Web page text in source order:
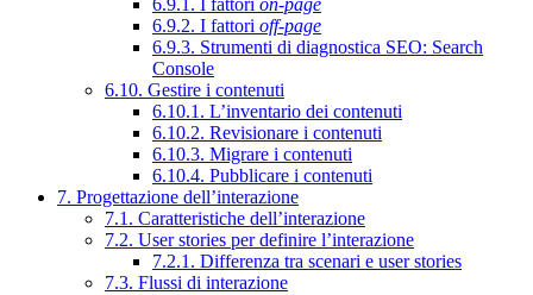
6.9.2. I fattori off-page
6.9.3. Strumenti di diagnostica SEO: Search
Console
6.10. Gestire i contenuti
6.10.1. L’inventario dei contenuti
6.10.2. Revisionare i contenuti
6.10.3. Migrare i contenuti
6.10.4. Pubblicare i contenuti
7. Progettazione dell’interazione
7.1. Caratteristiche dell’interazione
7.2. User stories per definire l’interazione
7.2.1. Differenza tra scenari e user stories
7.3. Flussi di interazione